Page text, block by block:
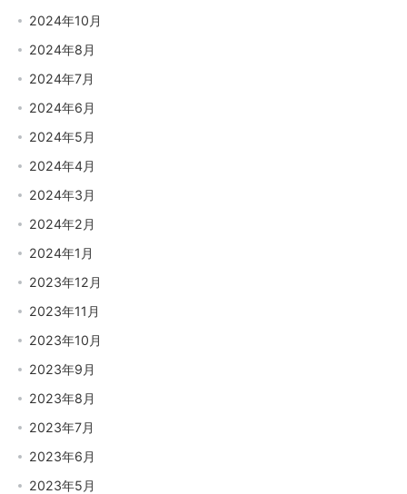
2024年10月
2024年8月
2024年7月
2024年6月
2024年5月
2024年4月
2024年3月
2024年2月
2024年1月
2023年12月
2023年11月
2023年10月
2023年9月
2023年8月
2023年7月
2023年6月
2023年5月